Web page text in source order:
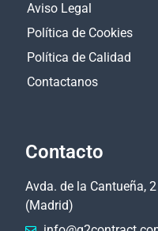
Aviso Legal
Política de Cookies
Política de Calidad
Contactanos
Contacto
Avda. de la Cantueña,
(Madrid)